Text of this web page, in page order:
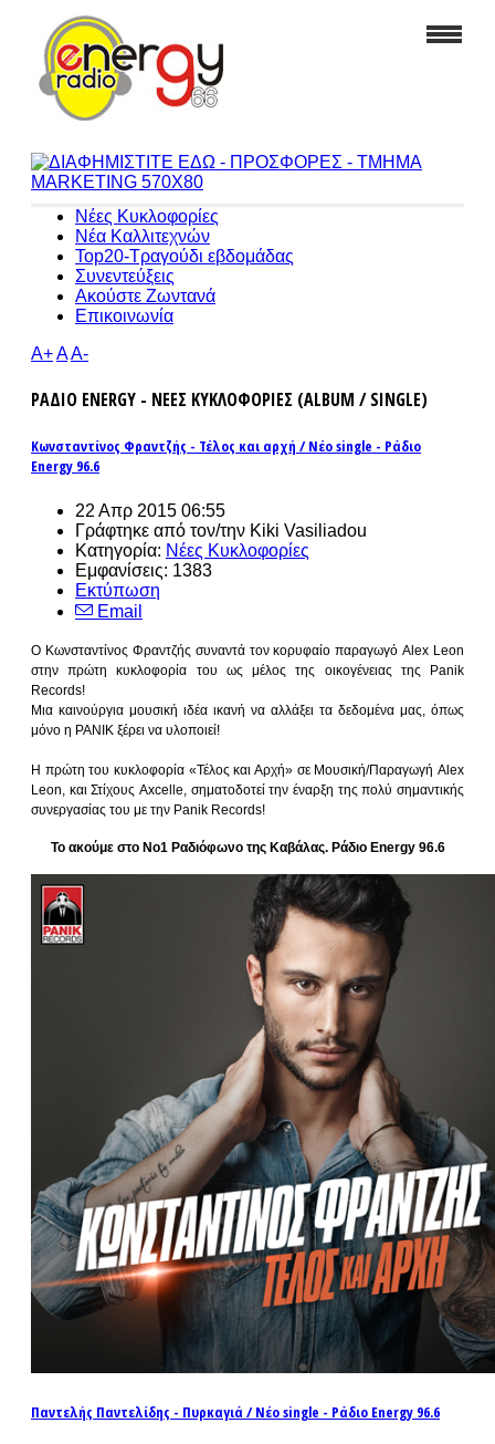
Νέες Κυκλοφορίες
Νέα Καλλιτεχνών
Top20-Τραγούδι εβδομάδας
Συνεντεύξεις
Ακούστε Ζωντανά
Επικοινωνία
A+AA-
ΡΑΔΙΟ ENERGY - ΝΕΕΣ ΚΥΚΛΟΦΟΡΙΕΣ (ALBUM / SINGLE)
Κωνσταντίνος Φραντζής - Τέλος και αρχή / Νέο single - Ράδιο
Energy 96.6
22 Απρ 2015 06:55
Γράφτηκε από τον/την Kiki Vasiliadou
Κατηγορία: Νέες Κυκλοφορίες
Εμφανίσεις: 1383
Εκτύπωση
Email
Ο Κωνσταντίνος Φραντζής συναντά τον κορυφαίο παραγωγό Alex Leon
στην πρώτη κυκλοφορία του ως μέλος της οικογένειας της Panik
Records!
Μια καινούργια μουσική ιδέα ικανή να αλλάξει τα δεδομένα μας, όπως
μόνο η PANIK ξέρει να υλοποιεί!
Η πρώτη του κυκλοφορία «Τέλος και Αρχή» σε Μουσική/Παραγωγή Alex
Leon, και Στίχους Axcelle, σηματοδοτεί την έναρξη της πολύ σημαντικής
συνεργασίας του με την Panik Records!
Το ακούμε στο Νο1 Ραδιόφωνο της Καβάλας. Ράδιο Energy 96.6
Παντελής Παντελίδης - Πυρκαγιά / Νέο single - Ράδιο Energy 96.6